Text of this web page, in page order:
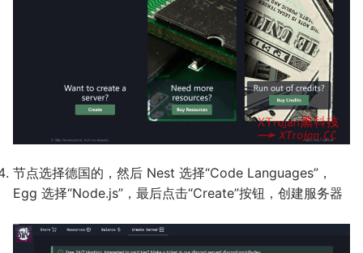
节点选择德国的，然后 Nest 选择“Code Languages”，
Egg 选择“Node.js”，最后点击“Create”按钮，创建服务器